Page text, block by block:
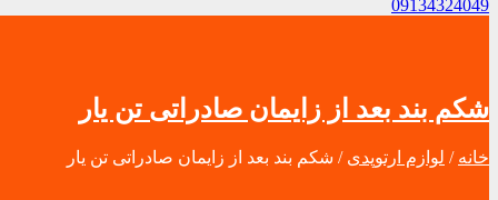
09134324049
شکم بند بعد از زایمان صادراتی تن یار
خانه / لوازم ارتوپدی / شکم بند بعد از زایمان صادراتی تن یار